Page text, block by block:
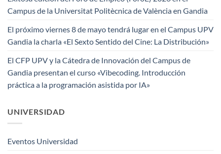
Campus de la Universitat Politècnica de València en Gandia
El próximo viernes 8 de mayo tendrá lugar en el Campus UPV
Gandia la charla «El Sexto Sentido del Cine: La Distribución»
El CFP UPV y la Cátedra de Innovación del Campus de
Gandia presentan el curso «Vibecoding. Introducción
práctica a la programación asistida por IA»
UNIVERSIDAD
Eventos Universidad